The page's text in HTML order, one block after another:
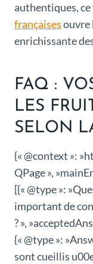
authentiques, ce
françaisesouvre
enrichissante
FAQ :
LES
SELON
{« @context »:
QPage »,
[{« @type »:
important de
? »,
{« @type »:
sont cueillis